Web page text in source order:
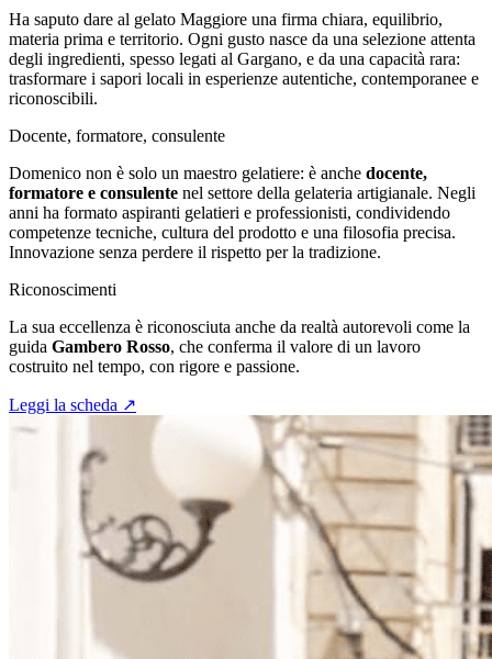
Ha saputo dare al gelato Maggiore una firma chiara, equilibrio,
materia prima e territorio. Ogni gusto nasce da una selezione attenta
degli ingredienti, spesso legati al Gargano, e da una capacità rara:
trasformare i sapori locali in esperienze autentiche, contemporanee e
riconoscibili.
Docente, formatore, consulente
Domenico non è solo un maestro gelatiere: è anche docente,
formatore e consulente nel settore della gelateria artigianale. Negli
anni ha formato aspiranti gelatieri e professionisti, condividendo
competenze tecniche, cultura del prodotto e una filosofia precisa.
Innovazione senza perdere il rispetto per la tradizione.
Riconoscimenti
La sua eccellenza è riconosciuta anche da realtà autorevoli come la
guida Gambero Rosso, che conferma il valore di un lavoro
costruito nel tempo, con rigore e passione.
Leggi la scheda ↗